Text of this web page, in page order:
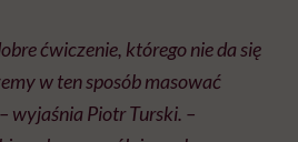
ćwiczenie, którego nie da się
w ten sposób masować
wyjaśnia Piotr Turski. –